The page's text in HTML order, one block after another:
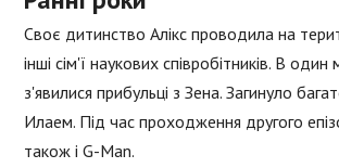
Своє дитинство Алікс проводила на
інші сім'ї наукових співробітників. В
з'явилися прибульці з Зена. Загинуло
Илаем. Під час проходження другого
також і G-Man.